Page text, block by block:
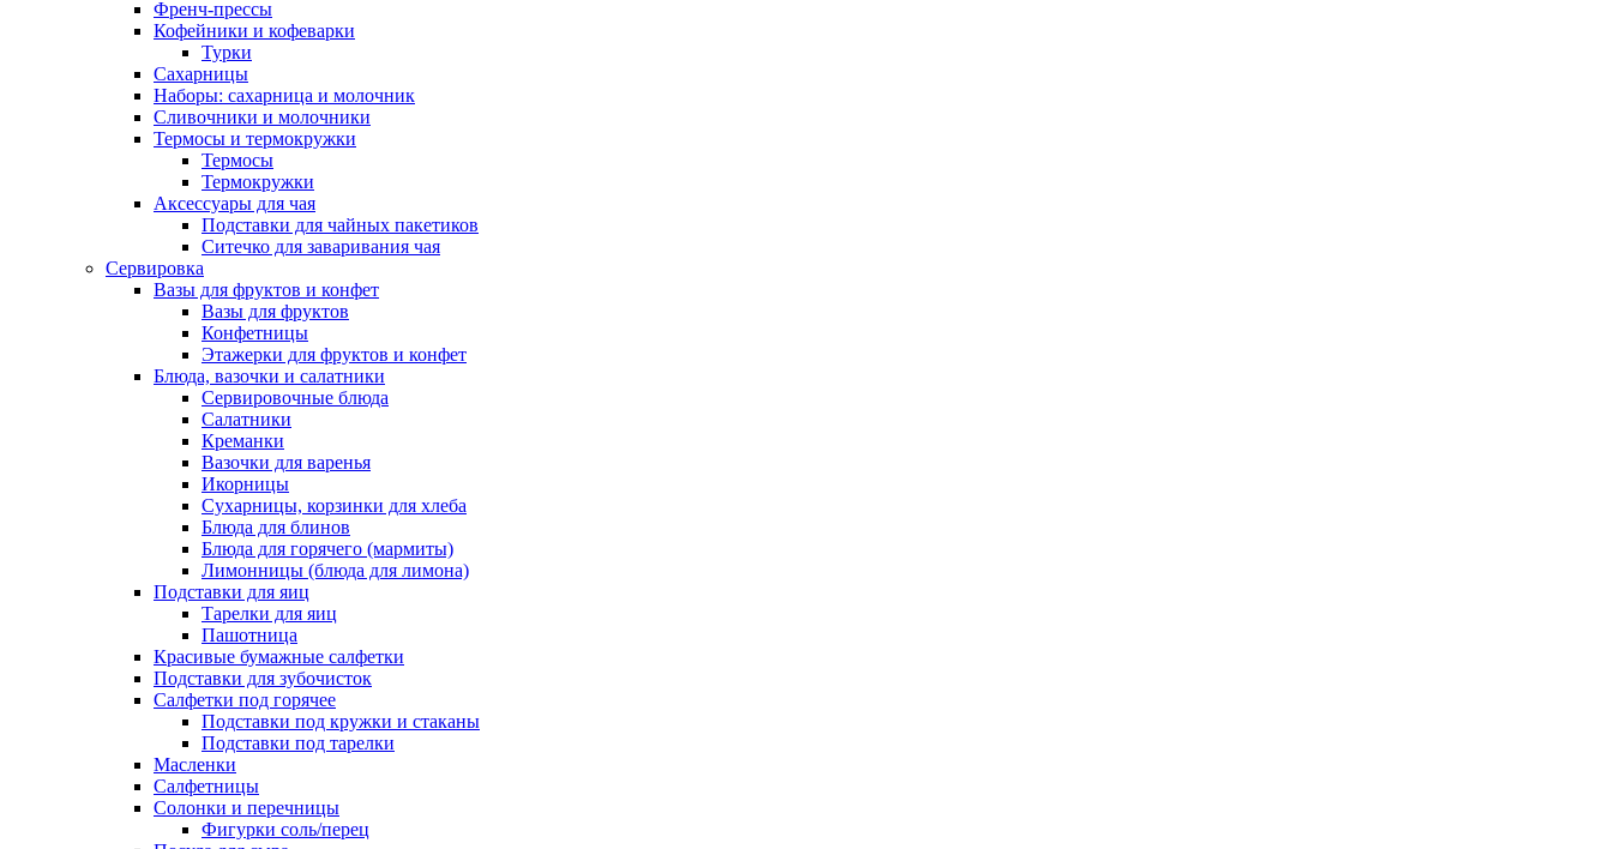
Френч-прессы
Кофейники и кофеварки
Турки
Сахарницы
Наборы: сахарница и молочник
Сливочники и молочники
Термосы и термокружки
Термосы
Термокружки
Аксессуары для чая
Подставки для чайных пакетиков
Ситечко для заваривания чая
Сервировка
Вазы для фруктов и конфет
Вазы для фруктов
Конфетницы
Этажерки для фруктов и конфет
Блюда, вазочки и салатники
Сервировочные блюда
Салатники
Креманки
Вазочки для варенья
Икорницы
Сухарницы, корзинки для хлеба
Блюда для блинов
Блюда для горячего (мармиты)
Лимонницы (блюда для лимона)
Подставки для яиц
Тарелки для яиц
Пашотница
Красивые бумажные салфетки
Подставки для зубочисток
Салфетки под горячее
Подставки под кружки и стаканы
Подставки под тарелки
Масленки
Салфетницы
Солонки и перечницы
Фигурки соль/перец